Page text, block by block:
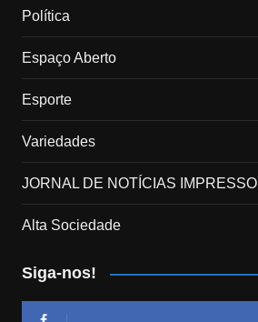
Política
Espaço Aberto
Esporte
Variedades
JORNAL DE NOTÍCIAS IMPRESSO
Alta Sociedade
Siga-nos!